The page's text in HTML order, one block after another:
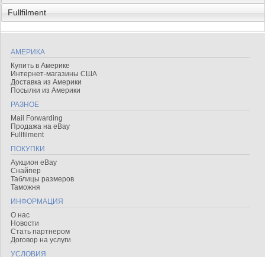
Fullfilment
АМЕРИКА
Купить в Америке
Интернет-магазины США
Доставка из Америки
Посылки из Америки
РАЗНОЕ
Mail Forwarding
Продажа на eBay
Fullfilment
ПОКУПКИ
Аукцион eBay
Снайпер
Таблицы размеров
Таможня
ИНФОРМАЦИЯ
О нас
Новости
Стать партнером
Договор на услуги
УСЛОВИЯ